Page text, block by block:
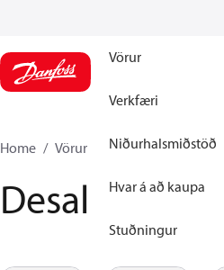
Vörur
Verkfæri
Niðurhalsmiðstöð
Hvar á að kaupa
Stuðningur
Home Vörur High pressure pumps
Desalination